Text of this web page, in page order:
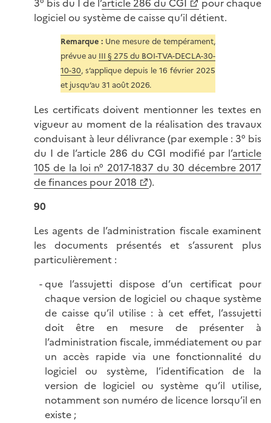
3° bis du I de l’article 286 du CGI
pour chaque
logiciel ou système de caisse qu’il détient.
Remarque :Une mesure de tempérament,
prévue au III § 275 du BOI-TVA-DECLA-30-
10-30, s’applique depuis le 16 février 2025
et jusqu’au 31 août 2026.
Les certificats doivent mentionner les textes en
vigueur au moment de la réalisation des travaux
conduisant à leur délivrance (par exemple : 3° bis
du I de l’article 286 du CGI modifié par l’article
105 de la loi n° 2017-1837 du 30 décembre 2017
de finances pour 2018
).
90
Les agents de l’administration fiscale examinent
les documents présentés et s’assurent plus
particulièrement :
que l’assujetti dispose d’un certificat pour
chaque version de logiciel ou chaque système
de caisse qu’il utilise : à cet effet, l’assujetti
doit être en mesure de présenter à
l’administration fiscale, immédiatement ou par
un accès rapide via une fonctionnalité du
logiciel ou système, l’identification de la
version de logiciel ou système qu’il utilise,
notamment son numéro de licence lorsqu’il en
existe ;